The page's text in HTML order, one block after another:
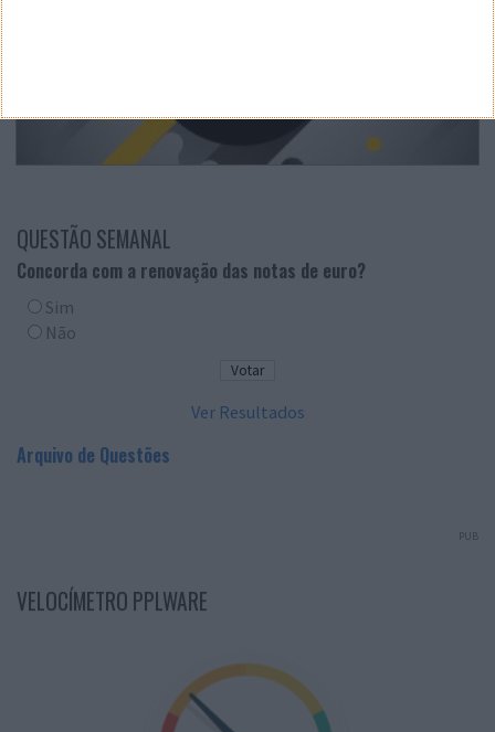
QUESTÃO SEMANAL
Concorda com a renovação das notas de euro?
Sim
Não
Ver Resultados
Arquivo de Questões
PUB
VELOCÍMETRO PPLWARE